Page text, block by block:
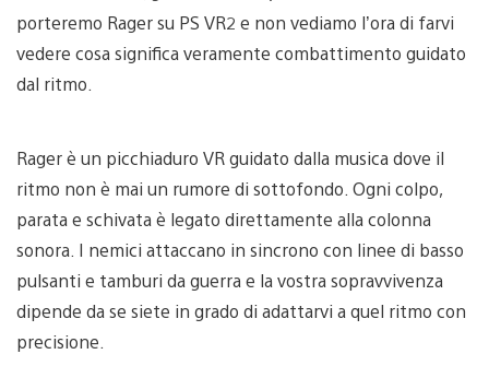
porteremo Rager su PS VR2 e non vediamo l’ora di farvi
vedere cosa significa veramente combattimento guidato
dal ritmo.
Rager è un picchiaduro VR guidato dalla musica dove il
ritmo non è mai un rumore di sottofondo. Ogni colpo,
parata e schivata è legato direttamente alla colonna
sonora. I nemici attaccano in sincrono con linee di basso
pulsanti e tamburi da guerra e la vostra sopravvivenza
dipende da se siete in grado di adattarvi a quel ritmo con
precisione.